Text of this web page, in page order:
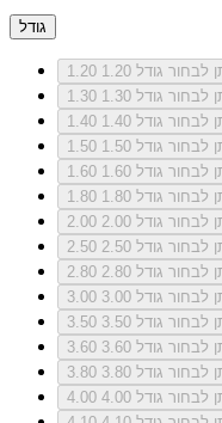
גודל
1.20
לבחור גודל 1.20
1.30
לבחור גודל 1.30
1.40
לבחור גודל 1.40
1.50
לבחור גודל 1.50
1.60
לבחור גודל 1.60
1.80
לבחור גודל 1.80
2.00
לבחור גודל 2.00
2.50
לבחור גודל 2.50
2.80
לבחור גודל 2.80
3.00
לבחור גודל 3.00
3.50
לבחור גודל 3.50
3.60
לבחור גודל 3.60
3.80
לבחור גודל 3.80
4.00
לבחור גודל 4.00